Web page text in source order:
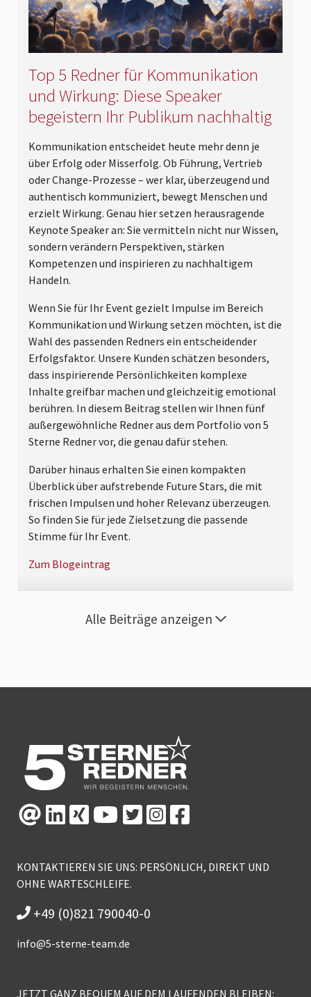
Top 5 Redner für Kommunikation
und Wirkung: Diese Speaker
begeistern Ihr Publikum nachhaltig
Kommunikation entscheidet heute mehr denn je
über Erfolg oder Misserfolg. Ob Führung, Vertrieb
oder Change-Prozesse – wer klar, überzeugend und
authentisch kommuniziert, bewegt Menschen und
erzielt Wirkung. Genau hier setzen herausragende
Keynote Speaker an: Sie vermitteln nicht nur Wissen,
sondern verändern Perspektiven, stärken
Kompetenzen und inspirieren zu nachhaltigem
Handeln.
Wenn Sie für Ihr Event gezielt Impulse im Bereich
Kommunikation und Wirkung setzen möchten, ist die
Wahl des passenden Redners ein entscheidender
Erfolgsfaktor. Unsere Kunden schätzen besonders,
dass inspirierende Persönlichkeiten komplexe
Inhalte greifbar machen und gleichzeitig emotional
berühren. In diesem Beitrag stellen wir Ihnen fünf
außergewöhnliche Redner aus dem Portfolio von 5
Sterne Redner vor, die genau dafür stehen.
Darüber hinaus erhalten Sie einen kompakten
Überblick über aufstrebende Future Stars, die mit
frischen Impulsen und hoher Relevanz überzeugen.
So finden Sie für jede Zielsetzung die passende
Stimme für Ihr Event.
Zum Blogeintrag
Alle Beiträge anzeigen
KONTAKTIEREN SIE UNS: PERSÖNLICH, DIREKT UND
OHNE WARTESCHLEIFE.
+49 (0)821 790040-0
info@5-sterne-team.de
JETZT GANZ BEQUEM AUF DEM LAUFENDEN BLEIBEN: